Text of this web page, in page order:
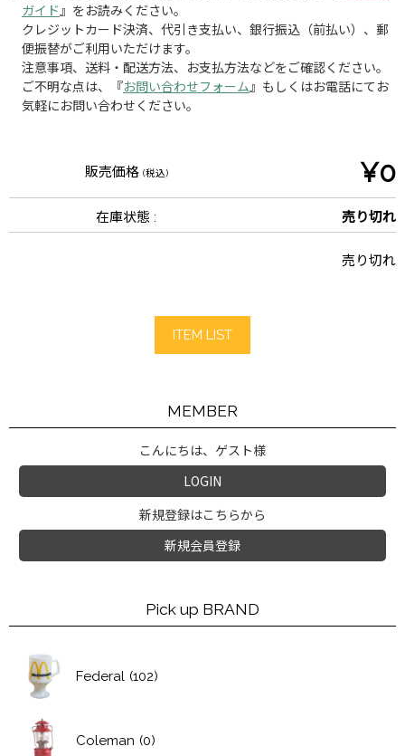
ガイド 』をお読みください。
クレジットカード決済、代引き支払い、銀行振込（前払い）、郵
便振替がご利用いただけます。
注意事項、送料・配送方法、お支払方法などをご確認ください。
ご不明な点は、『お問い合わせフォーム 』もしくはお電話にてお
気軽にお問い合わせください。
販売価格 (税込) ¥0
在庫状態 : 売り切れ
売り切れ
ITEM LIST
MEMBER
こんにちは、ゲスト様
LOGIN
新規登録はこちらから
新規会員登録
Pick up BRAND
Federal (102)
Coleman (0)